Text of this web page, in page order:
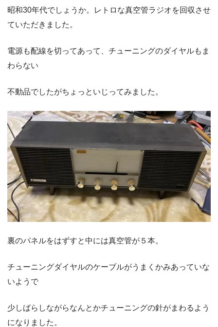
昭和30年代でしょうか。レトロな真空管ラジオを回収させ
ていただきました。
電源も配線を切ってあって、チューニングのダイヤルもま
わらない
不動品でしたがちょっといじってみました。
裏のパネルをはずすと中には真空管が５本。
チューニングダイヤルのケーブルがうまくかみあっていな
いようで
少しばらしながらなんとかチューニングの針がまわるよう
になりました。